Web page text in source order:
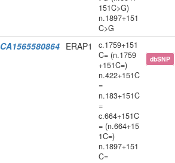
151C>G)
n.1897+151
C>G
CA1565580864 ERAP1
c.1759+151
C= (n.1759
+151C=)
n.422+151C
=
n.183+151C
=
c.664+151C
= (n.664+15
1C=)
n.1897+151
C=
dbSNP